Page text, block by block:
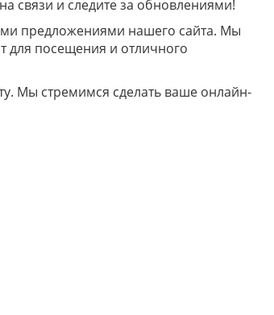
связи и следите за обновлениями!
предложениями нашего сайта. Мы
для посещения и отличного
Мы стремимся сделать ваше онлайн-